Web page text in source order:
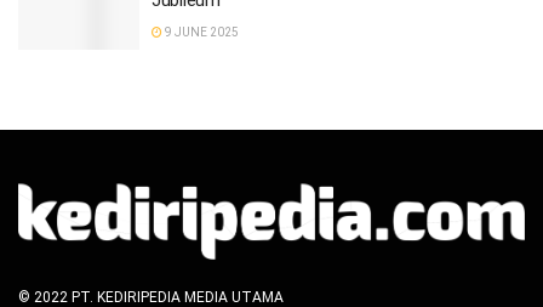
9 JUNE 2025
© 2022 PT. KEDIRIPEDIA MEDIA UTAMA